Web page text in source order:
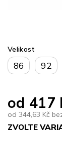
od 417
od 344,63 Kč
ZVOLTE
Velikost
86 92